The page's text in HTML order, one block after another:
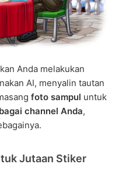
Anda melakukan
AI, menyalin tautan
foto sampul untuk
channel Anda,
Jutaan Stiker